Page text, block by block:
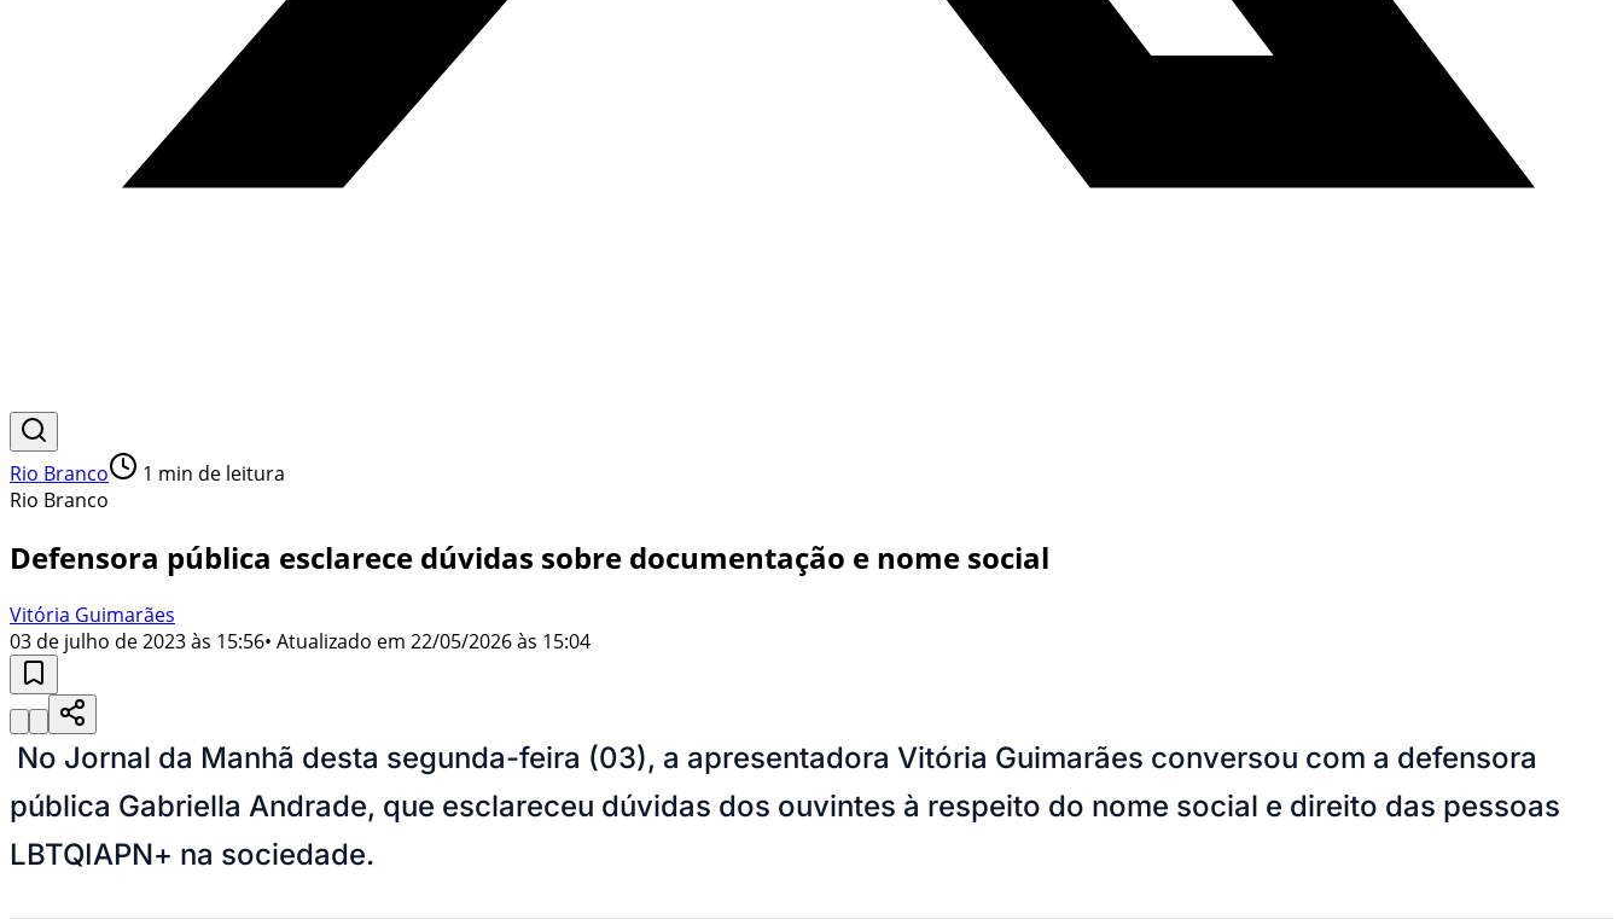
Rio Branco 1 min de leitura
Rio Branco
Defensora pública esclarece dúvidas sobre documentação e nome social
Vitória Guimarães
03 de julho de 2023 às 15:56• Atualizado em 22/05/2026 às 15:04
No Jornal da Manhã desta segunda-feira (03), a apresentadora Vitória Guimarães conversou com a defensora
pública Gabriella Andrade, que esclareceu dúvidas dos ouvintes à respeito do nome social e direito das pessoas
LBTQIAPN+ na sociedade.